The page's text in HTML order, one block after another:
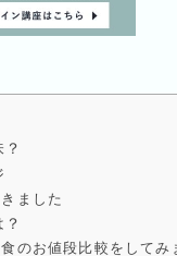
ました
のお値段比較をしてみ